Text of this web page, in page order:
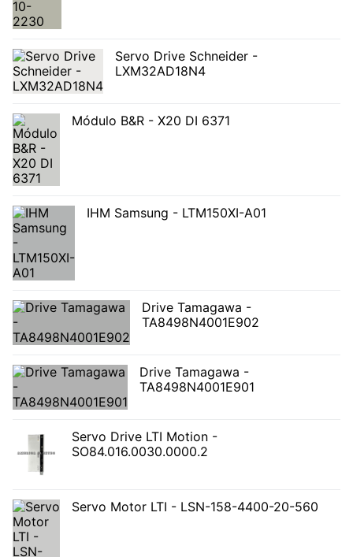
Servo Drive Schneider -
LXM32AD18N4
Módulo B&R - X20 DI 6371
IHM Samsung - LTM150XI-A01
Drive Tamagawa -
TA8498N4001E902
Drive Tamagawa -
TA8498N4001E901
Servo Drive LTI Motion -
SO84.016.0030.0000.2
Servo Motor LTI - LSN-158-4400-20-560